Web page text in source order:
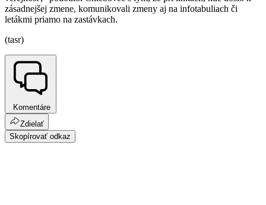
zásadnejšej zmene, komunikovali zmeny aj na infotabuliach či
letákmi priamo na zastávkach.
(tasr)
Komentáre
Zdielať
Skopírovať odkaz